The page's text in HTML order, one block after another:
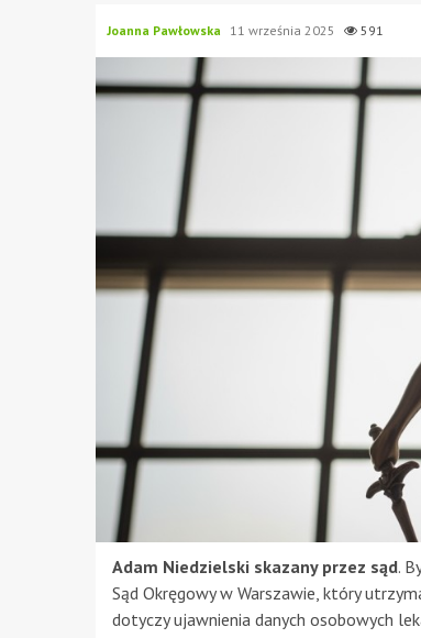
Joanna Pawłowska 11 września 2025 591
Adam Niedzielski skazany przez sąd.
Sąd Okręgowy w Warszawie, który
dotyczy ujawnienia danych osobowych